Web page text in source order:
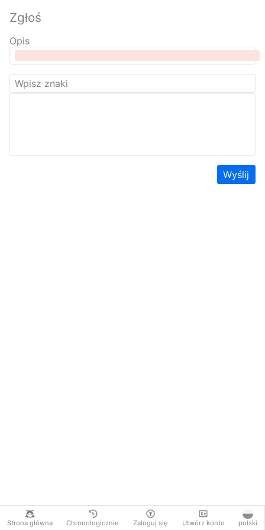
Strona główna Chronologicznie Zaloguj się Utwórz konto polski
Zgłoś
Opis
Wyślij